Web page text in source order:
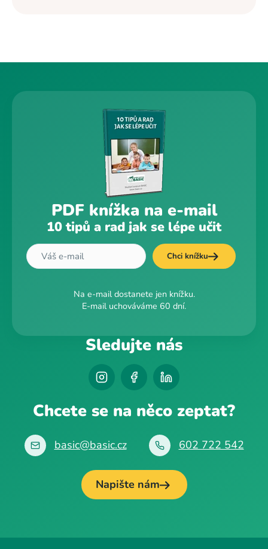
PDF knížka na e-mail
10 tipů a rad jak se lépe učit
Chci knížku
Na e-mail dostanete jen knížku.
E-mail uchováváme 60 dní.
Sledujte nás
Chcete se na něco zeptat?
basic@basic.cz 602 722 542
Napište nám